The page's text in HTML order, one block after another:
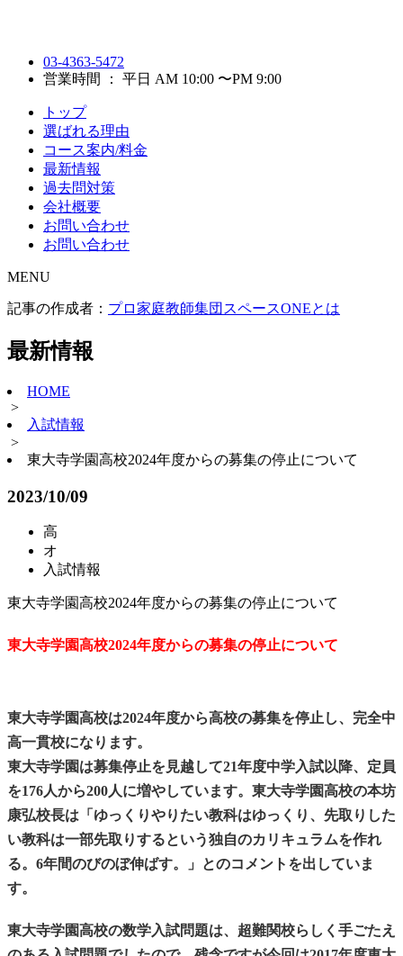
03-4363-5472
営業時間 ： 平日 AM 10:00 〜PM 9:00
トップ
選ばれる理由
コース案内/料金
最新情報
過去問対策
会社概要
お問い合わせ
お問い合わせ
MENU
記事の作成者： プロ家庭教師集団スペースONEとは
最新情報
HOME
>
入試情報
>
東大寺学園高校2024年度からの募集の停止について
2023/10/09
高
オ
入試情報
東大寺学園高校2024年度からの募集の停止について
東大寺学園高校2024年度からの募集の停止について
東大寺学園高校は2024年度から高校の募集を停止し、完全中
高一貫校になります。
東大寺学園は募集停止を見越して21年度中学入試以降、定員
を176人から200人に増やしています。東大寺学園高校の本坊
康弘校長は「ゆっくりやりたい教科はゆっくり、先取りした
い教科は一部先取りするという独自のカリキュラムを作れ
る。6年間のびのぼ伸ばす。」とのコメントを出していま
す。
東大寺学園高校の数学入試問題は、超難関校らしく手ごたえ